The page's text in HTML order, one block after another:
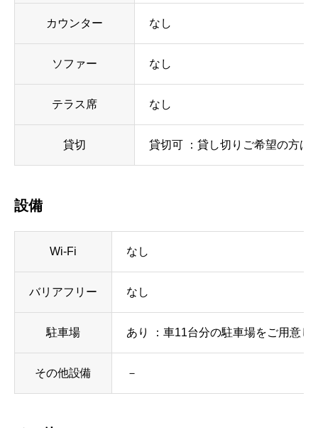
カウンター なし
ソファー なし
テラス席 なし
貸切 貸切可 ：貸し切りご希望の方は
設備
Wi-Fi なし
バリアフリー なし
駐車場 あり ：車11台分の駐車場をご用意し
その他設備 －